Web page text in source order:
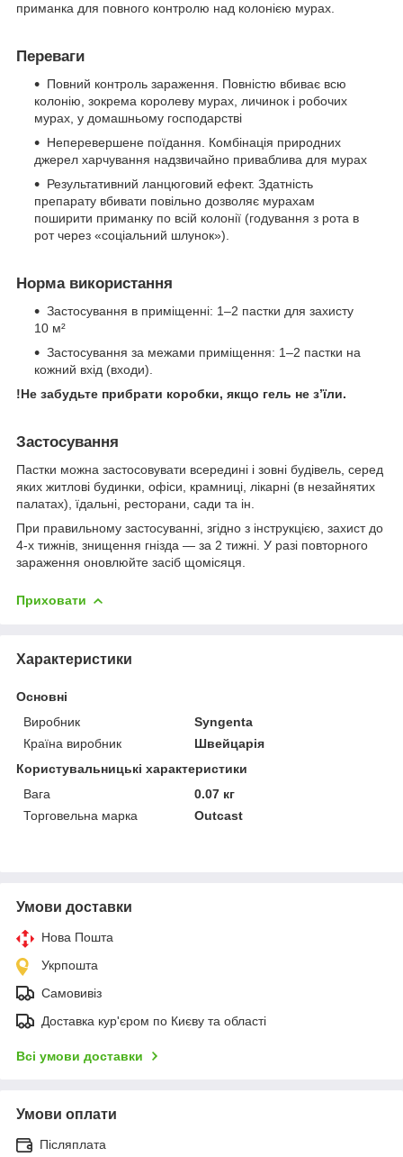
приманка для повного контролю над колонією мурах.
Переваги
Повний контроль зараження. Повністю вбиває всю
колонію, зокрема королеву мурах, личинок і робочих
мурах, у домашньому господарстві
Неперевершене поїдання. Комбінація природних
джерел харчування надзвичайно приваблива для мурах
Результативний ланцюговий ефект. Здатність
препарату вбивати повільно дозволяє мурахам
поширити приманку по всій колонії (годування з рота в
рот через «соціальний шлунок»).
Норма використання
Застосування в приміщенні: 1–2 пастки для захисту
10 м²
Застосування за межами приміщення: 1–2 пастки на
кожний вхід (входи).
!Не забудьте прибрати коробки, якщо гель не з’їли.
Застосування
Пастки можна застосовувати всередині і зовні будівель, серед
яких житлові будинки, офіси, крамниці, лікарні (в незайнятих
палатах), їдальні, ресторани, сади та ін.
При правильному застосуванні, згідно з інструкцією, захист до
4-х тижнів, знищення гнізда — за 2 тижні. У разі повторного
зараження оновлюйте засіб щомісяця.
Приховати
Характеристики
Основні
Виробник
Syngenta
Країна виробник
Швейцарія
Користувальницькі характеристики
Вага
0.07 кг
Торговельна марка
Outcast
Умови доставки
Нова Пошта
Укрпошта
Самовивіз
Доставка кур'єром по Києву та області
Всі умови доставки
Умови оплати
Післяплата